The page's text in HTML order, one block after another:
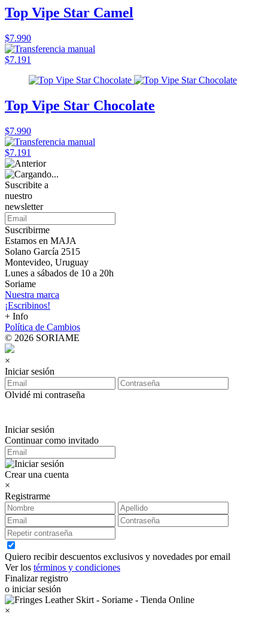
Top Vipe Star Camel
$7.990
$7.191
Top Vipe Star Chocolate
$7.990
$7.191
Suscribite a
nuestro
newsletter
Suscribirme
Estamos en MAJA
Solano García 2515
Montevideo, Uruguay
Lunes a sábados de 10 a 20h
Soriame
Nuestra marca
¡Escribinos!
+ Info
Política de Cambios
© 2026 SORIAME
×
Iniciar sesión
Olvidé mi contraseña
Iniciar sesión
Continuar como invitado
Crear una cuenta
×
Registrarme
Quiero recibir descuentos exclusivos y novedades por email
Ver los términos y condiciones
Finalizar registro
o iniciar sesión
×